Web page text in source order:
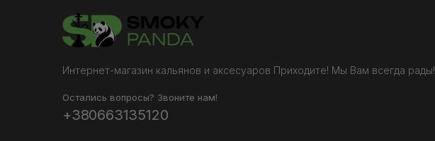
Интернет-магазин кальянов и аксесуаров Приходите! Мы Вам всегда рады!
Остались вопросы? Звоните нам!
+380663135120